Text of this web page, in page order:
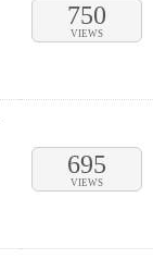
750
VIEWS
695
VIEWS